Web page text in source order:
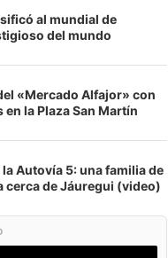
al mundial de
del mundo
«Mercado Alfajor» con
la Plaza San Martín
Autovía 5: una familia de
de Jáuregui (video)